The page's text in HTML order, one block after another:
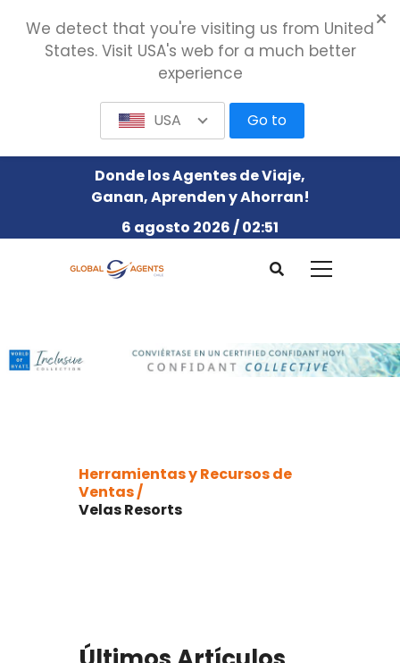
Donde los Agentes de Viaje,
Ganan, Aprenden y Ahorran!
6 agosto 2026 / 02:51
Herramientas y Recursos de
Ventas /
Velas Resorts
We detect that you're visiting us from United
States. Visit USA's web for a much better
experience
USA Go to